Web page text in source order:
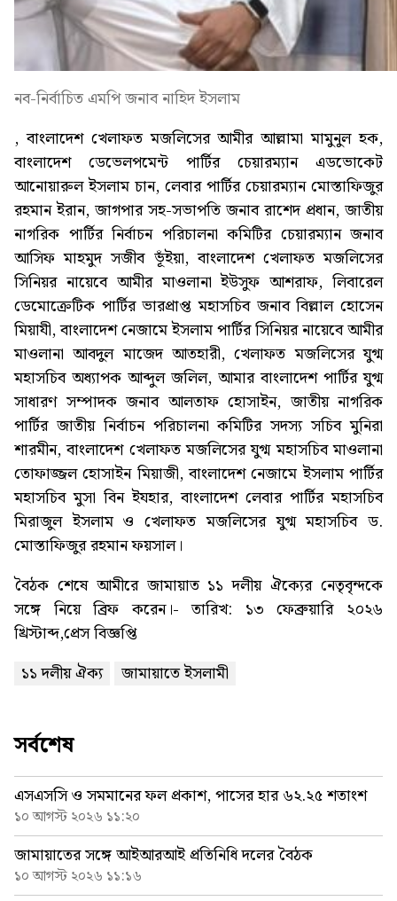
নব-নির্বাচিত এমপি জনাব নাহিদ ইসলাম
, বাংলাদেশ খেলাফত মজলিসের আমীর আল্লামা মামুনুল হক,
বাংলাদেশ ডেভেলপমেন্ট পার্টির চেয়ারম্যান এডভোকেট
আনোয়ারুল ইসলাম চান, লেবার পার্টির চেয়ারম্যান মোস্তাফিজুর
রহমান ইরান, জাগপার সহ-সভাপতি জনাব রাশেদ প্রধান, জাতীয়
নাগরিক পার্টির নির্বাচন পরিচালনা কমিটির চেয়ারম্যান জনাব
আসিফ মাহমুদ সজীব ভূঁইয়া, বাংলাদেশ খেলাফত মজলিসের
সিনিয়র নায়েবে আমীর মাওলানা ইউসুফ আশরাফ, লিবারেল
ডেমোক্রেটিক পার্টির ভারপ্রাপ্ত মহাসচিব জনাব বিল্লাল হোসেন
মিয়াযী, বাংলাদেশ নেজামে ইসলাম পার্টির সিনিয়র নায়েবে আমীর
মাওলানা আবদুল মাজেদ আতহারী, খেলাফত মজলিসের যুগ্ম
মহাসচিব অধ্যাপক আব্দুল জলিল, আমার বাংলাদেশ পার্টির যুগ্ম
সাধারণ সম্পাদক জনাব আলতাফ হোসাইন, জাতীয় নাগরিক
পার্টির জাতীয় নির্বাচন পরিচালনা কমিটির সদস্য সচিব মুনিরা
শারমীন, বাংলাদেশ খেলাফত মজলিসের যুগ্ম মহাসচিব মাওলানা
তোফাজ্জল হোসাইন মিয়াজী, বাংলাদেশ নেজামে ইসলাম পার্টির
মহাসচিব মুসা বিন ইযহার, বাংলাদেশ লেবার পার্টির মহাসচিব
মিরাজুল ইসলাম ও খেলাফত মজলিসের যুগ্ম মহাসচিব ড.
মোস্তাফিজুর রহমান ফয়সাল।
বৈঠক শেষে আমীরে জামায়াত ১১ দলীয় ঐক্যের নেতৃবৃন্দকে
সঙ্গে নিয়ে ব্রিফ করেন।- তারিখ: ১৩ ফেব্রুয়ারি ২০২৬
খ্রিস্টাব্দ,প্রেস বিজ্ঞপ্তি
১১ দলীয় ঐক্য
জামায়াতে ইসলামী
সর্বশেষ
এসএসসি ও সমমানের ফল প্রকাশ, পাসের হার ৬২.২৫ শতাংশ
১০ আগস্ট ২০২৬ ১১:২০
জামায়াতের সঙ্গে আইআরআই প্রতিনিধি দলের বৈঠক
১০ আগস্ট ২০২৬ ১১:১৬